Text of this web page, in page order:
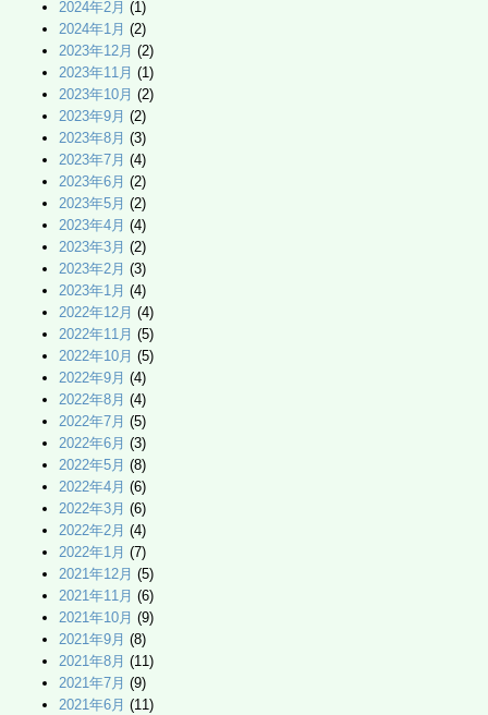
2024年2月 (1)
2024年1月 (2)
2023年12月 (2)
2023年11月 (1)
2023年10月 (2)
2023年9月 (2)
2023年8月 (3)
2023年7月 (4)
2023年6月 (2)
2023年5月 (2)
2023年4月 (4)
2023年3月 (2)
2023年2月 (3)
2023年1月 (4)
2022年12月 (4)
2022年11月 (5)
2022年10月 (5)
2022年9月 (4)
2022年8月 (4)
2022年7月 (5)
2022年6月 (3)
2022年5月 (8)
2022年4月 (6)
2022年3月 (6)
2022年2月 (4)
2022年1月 (7)
2021年12月 (5)
2021年11月 (6)
2021年10月 (9)
2021年9月 (8)
2021年8月 (11)
2021年7月 (9)
2021年6月 (11)